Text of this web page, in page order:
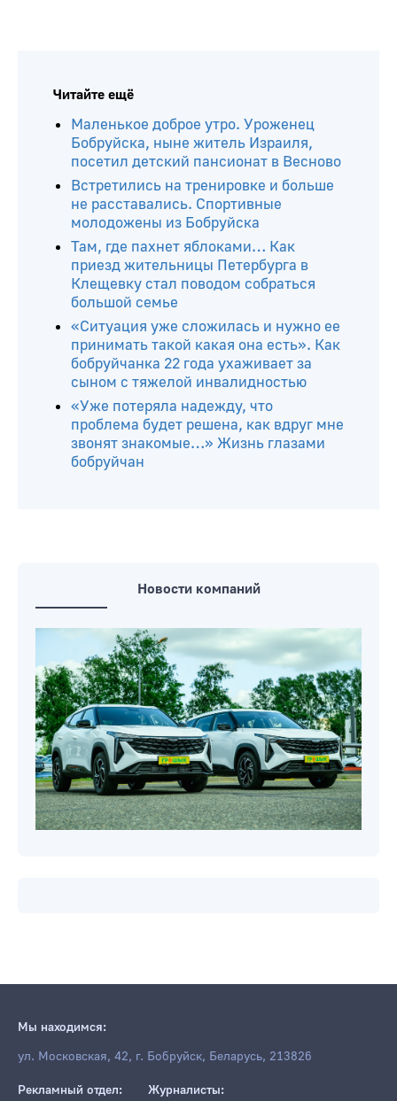
Читайте ещё
Маленькое доброе утро. Уроженец
Бобруйска, ныне житель Израиля,
посетил детский пансионат в Весново
Встретились на тренировке и больше
не расставались. Спортивные
молодожены из Бобруйска
Там, где пахнет яблоками… Как
приезд жительницы Петербурга в
Клещевку стал поводом собраться
большой семье
«Ситуация уже сложилась и нужно ее
принимать такой какая она есть». Как
бобруйчанка 22 года ухаживает за
сыном с тяжелой инвалидностью
«Уже потеряла надежду, что
проблема будет решена, как вдруг мне
звонят знакомые…» Жизнь глазами
бобруйчан
Новости компаний
Мы находимся:
ул. Московская, 42, г. Бобруйск, Беларусь, 213826
Рекламный отдел: Журналисты: